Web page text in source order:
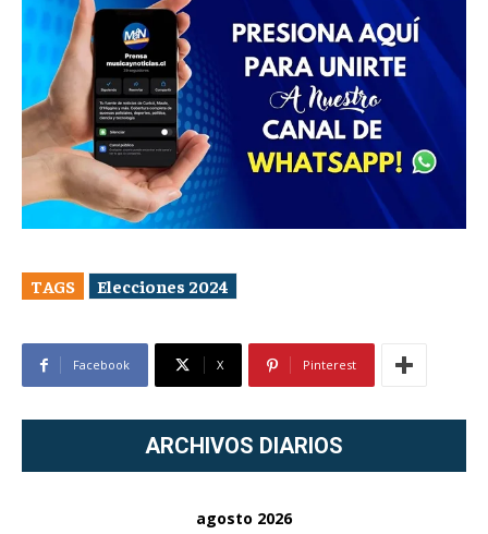
TAGS Elecciones 2024
Facebook X Pinterest
ARCHIVOS DIARIOS
agosto 2026